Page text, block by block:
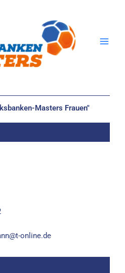
Masters Frauen"
online.de